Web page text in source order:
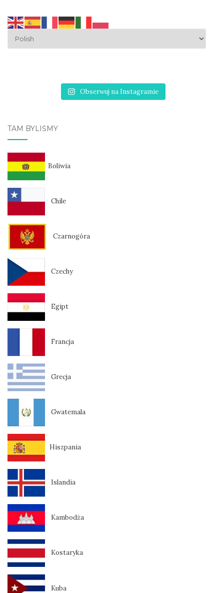
Obserwuj na Instagramie
TAM BYLIŚMY
Boliwia
Chile
Czarnogóra
Czechy
Egipt
Francja
Grecja
Gwatemala
Hiszpania
Islandia
Kambodża
Kostaryka
Kuba